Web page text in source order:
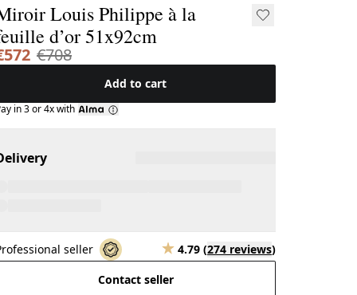
Louis Philippe à la
d’or 51x92cm
€708
Add to cart
in 3 or 4x with
seller 4.79 (274 reviews)
Contact seller